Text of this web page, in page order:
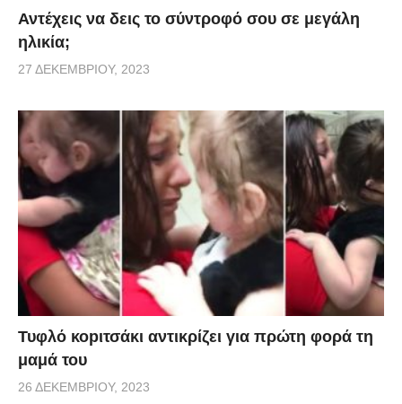
Αντέχεις να δεις το σύντροφό σου σε μεγάλη
ηλικία;
27 ΔΕΚΕΜΒΡΊΟΥ, 2023
Τυφλό κοpιτσάκι αντικρίζει για πρώτη φορά τη
μαμά του
26 ΔΕΚΕΜΒΡΊΟΥ, 2023